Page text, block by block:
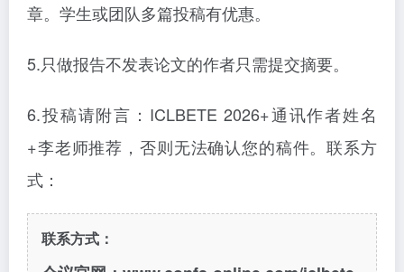
章。学生或团队多篇投稿有优惠。
5.只做报告不发表论文的作者只需提交摘要。
6.投稿请附言：ICLBETE 2026+通讯作者姓名
+李老师推荐，否则无法确认您的稿件。联系方
式：
联系方式：